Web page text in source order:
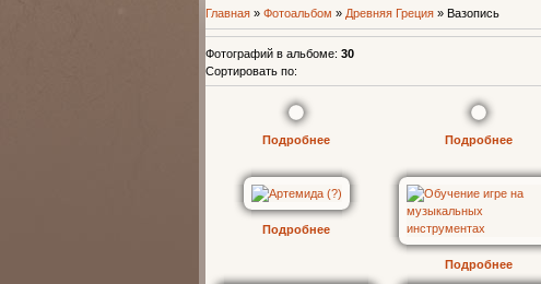
Главная » Фотоальбом » Древняя Греция » Вазопись
Фотографий в альбоме: 30
Сортировать по:
Подробнее
Подробнее
Подробнее
Подробнее